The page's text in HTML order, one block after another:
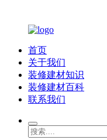
首页
关于我们
装修建材知识
装修建材百科
联系我们